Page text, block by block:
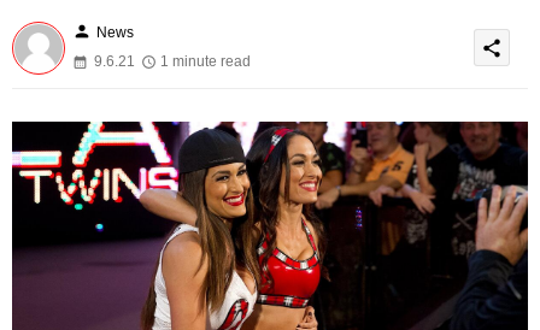
person News
9.6.21
1 minute read
share